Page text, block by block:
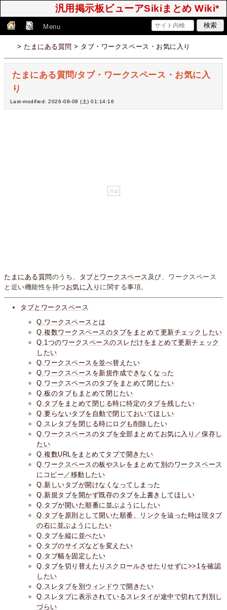
汎用掲示板ビューアSikiまとめ Wiki*
Menu
> たまにある質問 > タブ・ワークスペース・お気に入り
たまにある質問/タブ・ワークスペース・お気に入
り
Last-modified: 2026-08-08 (土) 01:14:16
たまにある質問のうち、 タブとワークスペース 及び、ワークスペース
と近い機能性を持つ お気に入り に関する事項。
タブとワークスペース
Q.ワークスペースとは
Q.複数ワークスペースのタブをまとめて更新チェックしたい
Q.1つのワークスペースのスレだけをまとめて更新チェック
したい
Q.ワークスペースを並べ替えたい
Q.ワークスペースを新規作成できなくなった
Q.ワークスペースのタブをまとめて閉じたい
Q.板のタブもまとめて閉じたい
Q.タブをまとめて閉じる時に特定のタブを残したい
Q.要らないタブを自動で閉じておいてほしい
Q.スレタブを閉じる時にログも削除したい
Q.ワークスペースのタブを全部まとめてお気に入り／保存し
たい
Q.複数URLをまとめてタブで開きたい
Q.ワークスペースの板やスレをまとめて別のワークスペース
にコピー／移動したい
Q.新しいタブが開けなくなってしまった
Q.新規タブを開かず既存のタブを上書きしてほしい
Q.タブが開いた順番に並ぶようにしたい
Q.タブを原則として開いた順番、リンクを辿った時は現タブ
の右に並ぶようにしたい
Q.タブを縦に並べたい
Q.タブのサイズなどを変えたい
Q.タブ幅を固定したい
Q.タブを切り替えたりスクロールさせたりせずに>>1を確認
したい
Q.スレタブを別ウィンドウで開きたい
Q.スレタブに表示されているスレタイが途中で切れて判別し
づらい